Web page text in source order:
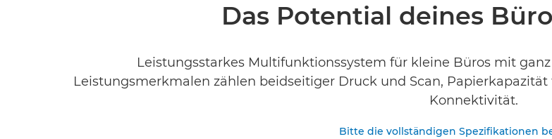
Das Potential deines
Leistungsstarkes Multifunktionssystem für kleine Büros mit
Leistungsmerkmalen zählen beidseitiger Druck und Scan,
Konnektivität.
Bitte die vollständigen Spezifikationen